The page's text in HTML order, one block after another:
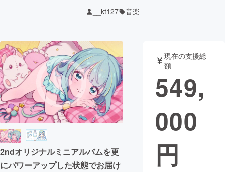
ジェクト
募集終了が近いプ
ロジェクト
アート・写真 音楽
テクノロジー・ガジェット ゲーム・サ
映像・映画
まちづくり・地域活性化
__kt127 音楽
2ndオリジナルミニアルバムを更
にパワーアップした状態でお届け
現在の支援総
額
549,
000
円